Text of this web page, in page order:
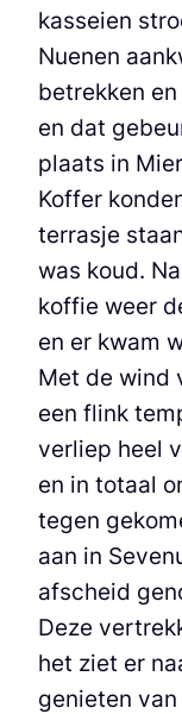
kasseien
Nuenen
betrekken
en dat
plaats in
Koffer
terrasje
was koud.
koffie weer
en er kwam
Met de wind
een flink
verliep heel
en in totaal
tegen
aan in
afscheid
Deze
het ziet er
genieten